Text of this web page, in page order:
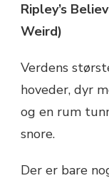
Ripley’s
Weird)
Verdens
hoveder, dyr
og en rum
snore.
Der er bare